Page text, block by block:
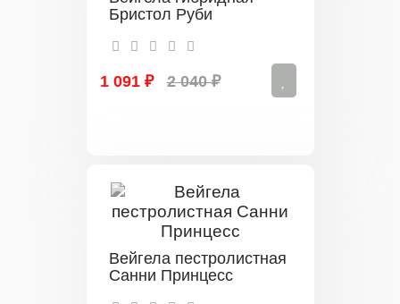
Бристол Руби
1 091 ₽ 2 040 ₽
Вейгела пестролистная
Санни Принцесс